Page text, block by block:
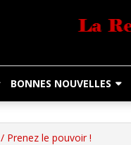
BONNES NOUVELLES
/ Prenez le pouvoir !